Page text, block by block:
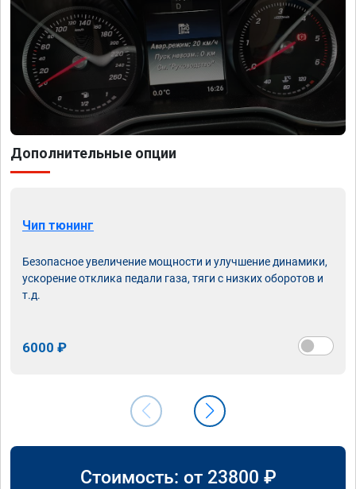
Дополнительные опции
Чип тюнинг
Безопасное увеличение мощности и улучшение динамики,
ускорение отклика педали газа, тяги с низких оборотов и
т.д.
6000 ₽
Стоимость: от 23800 ₽